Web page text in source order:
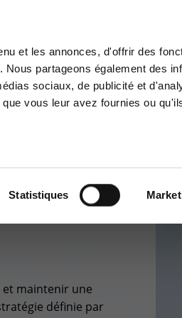
et les annonces, d'offrir des
partageons également des
sociaux, de publicité et
vous leur avez fournies ou
Statistiques
nous
Centre de services
+32(0)800/12.712
+32(0)800/12.812
Nl)
SÉCURITÉ GOUVERNANCE
et maintenir une
définie par